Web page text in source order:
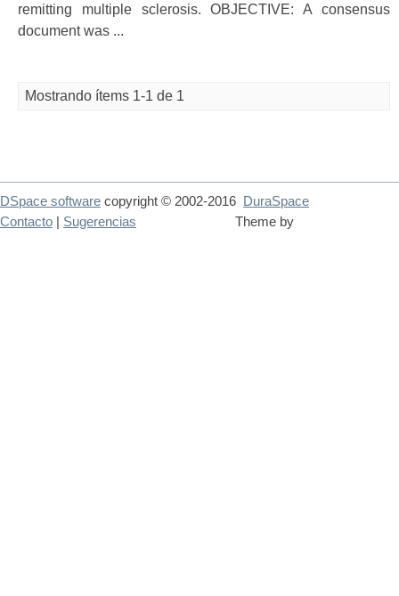
remitting multiple sclerosis. OBJECTIVE: A consensus
document was ...
Mostrando ítems 1-1 de 1
DSpace software copyright © 2002-2016
DuraSpace
Theme by
Contacto Sugerencias